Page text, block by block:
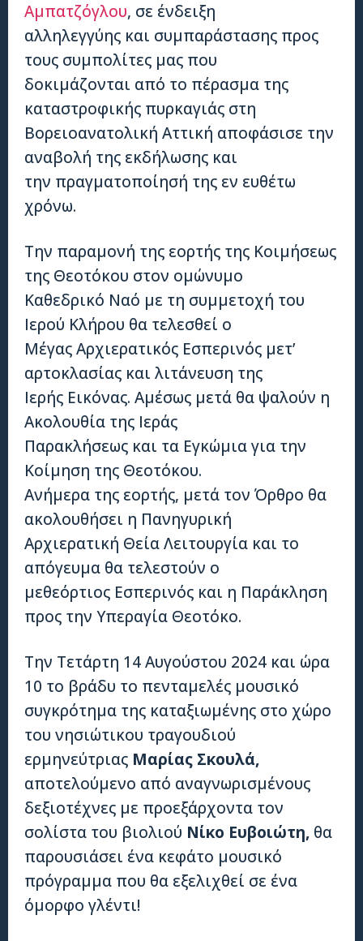
Αμπατζόγλου, σε ένδειξη
αλληλεγγύης και συμπαράστασης προς
τους συμπολίτες μας που
δοκιμάζονται από το πέρασμα της
καταστροφικής πυρκαγιάς στη
Βορειοανατολική Αττική αποφάσισε την
αναβολή της εκδήλωσης και
την πραγματοποίησή της εν ευθέτω
χρόνω.
Την παραμονή της εορτής της Κοιμήσεως
της Θεοτόκου στον ομώνυμο
Καθεδρικό Ναό με τη συμμετοχή του
Ιερού Κλήρου θα τελεσθεί ο
Μέγας Αρχιερατικός Εσπερινός μετ’
αρτοκλασίας και λιτάνευση της
Ιερής Εικόνας. Αμέσως μετά θα ψαλούν η
Ακολουθία της Ιεράς
Παρακλήσεως και τα Εγκώμια για την
Κοίμηση της Θεοτόκου.
Ανήμερα της εορτής, μετά τον Όρθρο θα
ακολουθήσει η Πανηγυρική
Αρχιερατική Θεία Λειτουργία και το
απόγευμα θα τελεστούν ο
μεθεόρτιος Εσπερινός και η Παράκληση
προς την Υπεραγία Θεοτόκο.
Την Τετάρτη 14 Αυγούστου 2024 και ώρα
10 το βράδυ το πενταμελές μουσικό
συγκρότημα της καταξιωμένης στο χώρο
του νησιώτικου τραγουδιού
ερμηνεύτριας Μαρίας Σκουλά,
αποτελούμενο από αναγνωρισμένους
δεξιοτέχνες με προεξάρχοντα τον
σολίστα του βιολιού Νίκο Ευβοιώτη, θα
παρουσιάσει ένα κεφάτο μουσικό
πρόγραμμα που θα εξελιχθεί σε ένα
όμορφο γλέντι!